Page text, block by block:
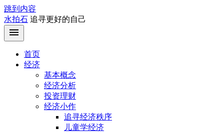
跳到内容
水拍石 追寻更好的自己
首页
经济
基本概念
经济分析
投资理财
经济小作
追寻经济秩序
儿童学经济